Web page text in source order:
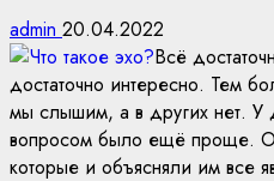
admin 20.04.2022
Всё
достаточно интересно. Тем
мы слышим, а в других нет. У
вопросом было ещё проще.
которые и объясняли им все